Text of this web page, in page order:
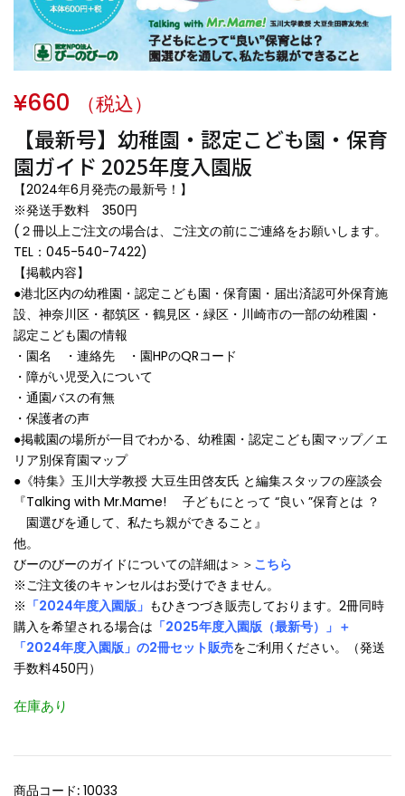
【最新号】幼稚園・認定こども園・保育
園ガイド 2025年度入園版
¥660 （税込）
【2024年6月発売の最新号！】
※発送手数料 350円
(２冊以上ご注文の場合は、ご注文の前にご連絡をお願いします。
TEL：045-540-7422)
【掲載内容】
●港北区内の幼稚園・認定こども園・保育園・届出済認可外保育施
設、神奈川区・都筑区・鶴見区・緑区・川崎市の一部の幼稚園・
認定こども園の情報
・園名 ・連絡先 ・園HPのQRコード
・障がい児受入について
・通園バスの有無
・保護者の声
●掲載園の場所が一目でわかる、幼稚園・認定こども園マップ／エ
リア別保育園マップ
●《特集》玉川大学教授 大豆生田啓友氏 と編集スタッフの座談会
『Talking with Mr.Mame! 子どもにとって “良い ”保育とは ？
園選びを通して、私たち親ができること』
他。
びーのびーのガイドについての詳細は＞＞ こちら
※ご注文後のキャンセルはお受けできません。
※ 「2024年度入園版」 もひきつづき販売しております。2冊同時
購入を希望される場合は 「2025年度入園版（最新号）」＋
「2024年度入園版」の2冊セット販売をご利用ください。（発送
手数料450円）
在庫あり
商品コード: 10033